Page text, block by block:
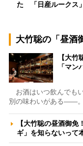
た 「日産ルークス
大竹聡の「昼酒
【大
「マ
お酒はいつ飲んでも
別の味わいがある――
【大竹聡の昼酒御
ギ」を知らないっ